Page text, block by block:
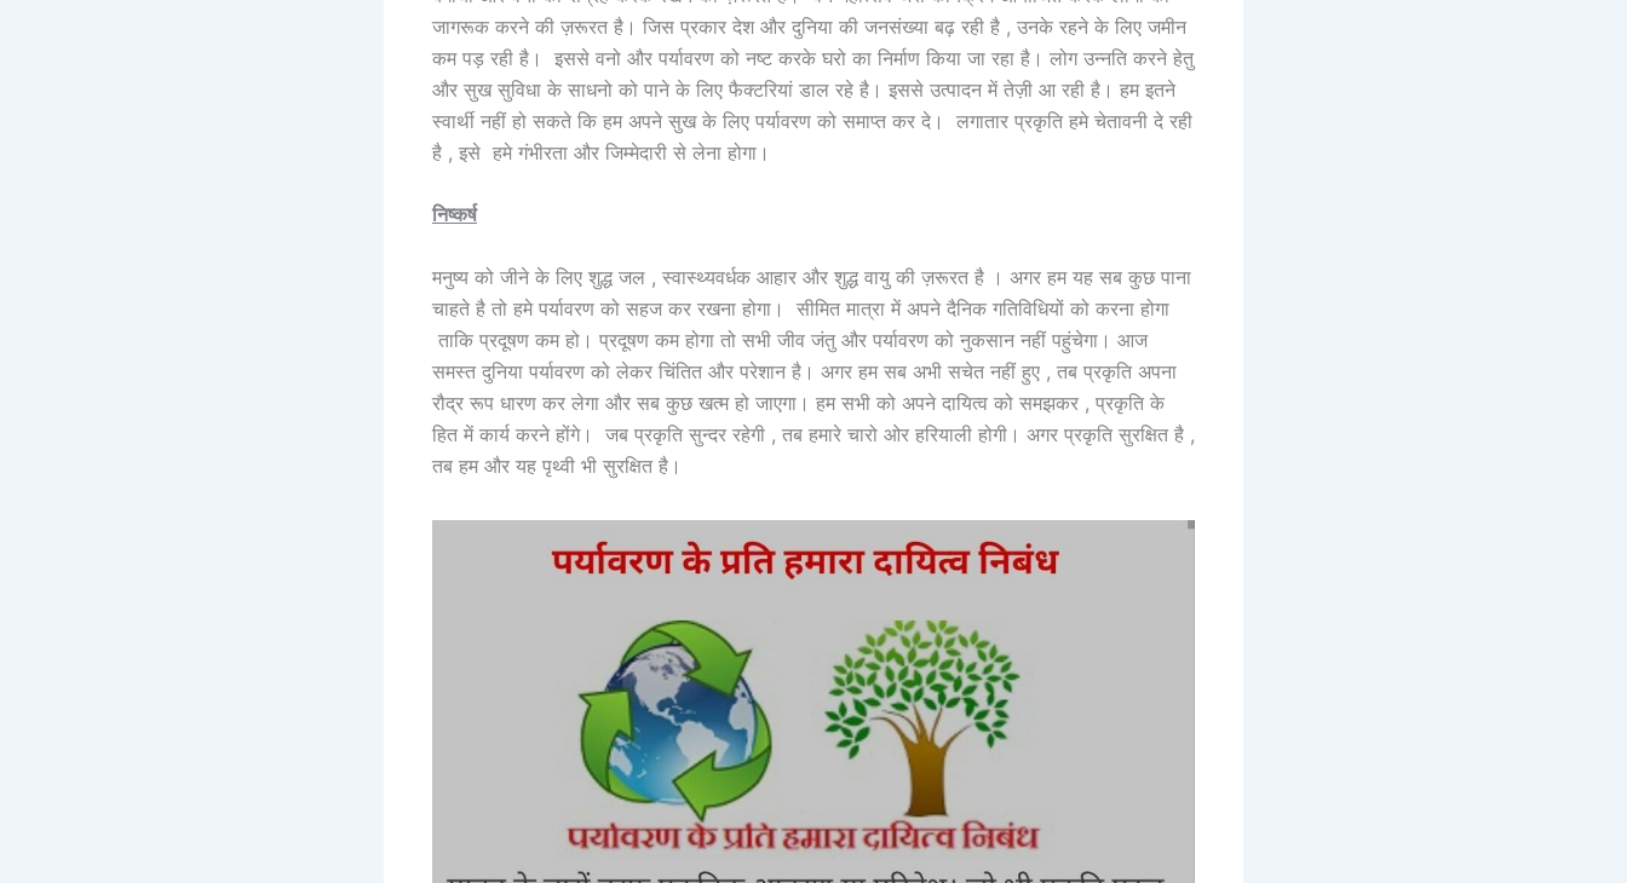
जागरूक करने की ज़रूरत है। जिस प्रकार देश और दुनिया की जनसंख्या बढ़ रही है , उनके रहने के लिए जमीन
कम पड़ रही है। इससे वनो और पर्यावरण को नष्ट करके घरो का निर्माण किया जा रहा है। लोग उन्नति करने हेतु
और सुख सुविधा के साधनो को पाने के लिए फैक्टरियां डाल रहे है। इससे उत्पादन में तेज़ी आ रही है। हम इतने
स्वार्थी नहीं हो सकते कि हम अपने सुख के लिए पर्यावरण को समाप्त कर दे। लगातार प्रकृति हमे चेतावनी दे रही
है , इसे हमे गंभीरता और जिम्मेदारी से लेना होगा।
निष्कर्ष
मनुष्य को जीने के लिए शुद्ध जल , स्वास्थ्यवर्धक आहार और शुद्ध वायु की ज़रूरत है । अगर हम यह सब कुछ पाना
चाहते है तो हमे पर्यावरण को सहज कर रखना होगा। सीमित मात्रा में अपने दैनिक गतिविधियों को करना होगा
ताकि प्रदूषण कम हो। प्रदूषण कम होगा तो सभी जीव जंतु और पर्यावरण को नुकसान नहीं पहुंचेगा। आज
समस्त दुनिया पर्यावरण को लेकर चिंतित और परेशान है। अगर हम सब अभी सचेत नहीं हुए , तब प्रकृति अपना
रौद्र रूप धारण कर लेगा और सब कुछ खत्म हो जाएगा। हम सभी को अपने दायित्व को समझकर , प्रकृति के
हित में कार्य करने होंगे। जब प्रकृति सुन्दर रहेगी , तब हमारे चारो ओर हरियाली होगी। अगर प्रकृति सुरक्षित है ,
तब हम और यह पृथ्वी भी सुरक्षित है।